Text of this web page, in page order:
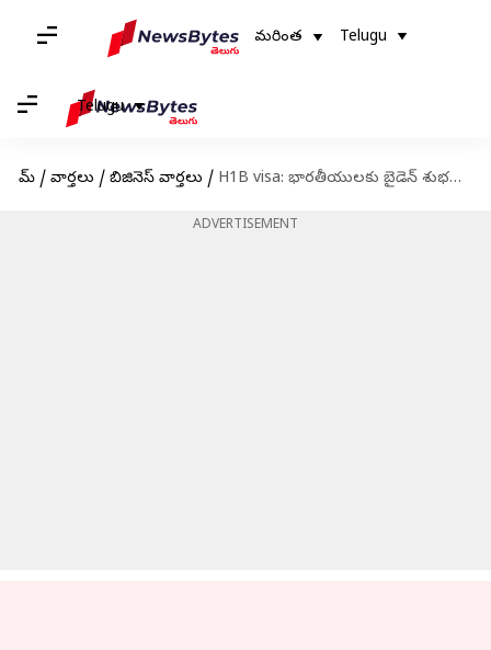
మరింత Telugu
Telugu
హోమ్ / వార్తలు / బిజినెస్ వార్తలు / H1B visa: భారతీయులకు బైడెన్‌ శుభవార్త.. హెచ్‌-1బీ వీసాల నిబంధనలు మరింత సరళతరం
ADVERTISEMENT